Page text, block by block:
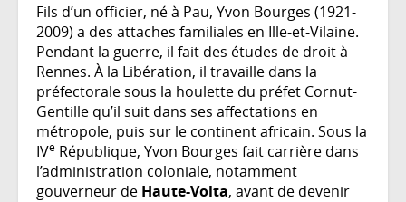
Fils d’un officier, né à Pau, Yvon Bourges (1921-
2009) a des attaches familiales en Ille-et-Vilaine.
Pendant la guerre, il fait des études de droit à
Rennes. À la Libération, il travaille dans la
préfectorale sous la houlette du préfet Cornut-
Gentille qu’il suit dans ses affectations en
métropole, puis sur le continent africain. Sous la
IVe République, Yvon Bourges fait carrière dans
l’administration coloniale, notamment
gouverneur de Haute-Volta, avant de devenir